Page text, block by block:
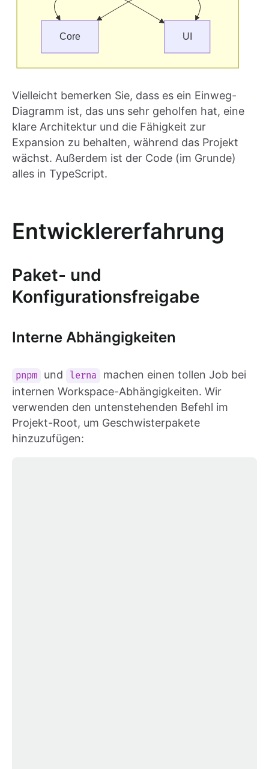
Vielleicht bemerken Sie, dass es ein Einweg-
Diagramm ist, das uns sehr geholfen hat, eine
klare Architektur und die Fähigkeit zur
Expansion zu behalten, während das Projekt
wächst. Außerdem ist der Code (im Grunde)
alles in TypeScript.
Entwicklererfahrung
Paket- und
Konfigurationsfreigabe
Interne Abhängigkeiten
pnpm und lerna
machen einen tollen Job bei
internen Workspace-Abhängigkeiten. Wir
verwenden den untenstehenden Befehl im
Projekt-Root, um Geschwisterpakete
hinzuzufügen: